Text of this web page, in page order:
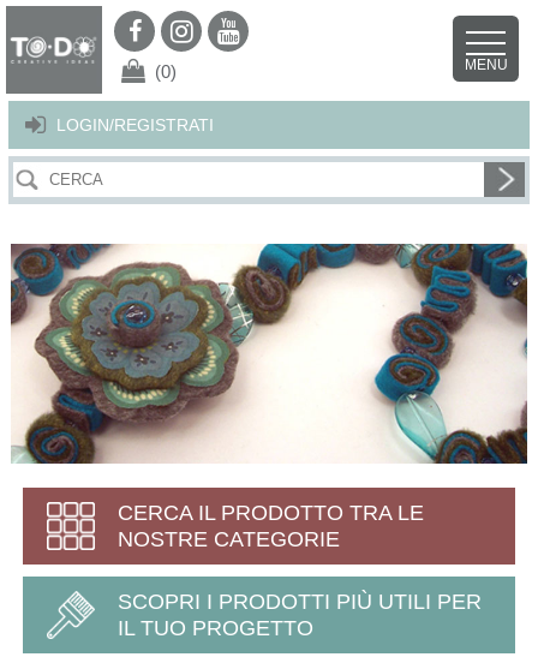
Per offrirti il miglior servizio possibile questo sito utilizza i cookies.
Continuando la navigazione nel sito autorizzi l’uso dei cookies. Per ulteriori
LOGIN/REGISTRATI
(0) MENU
CERCA IL PRODOTTO TRA LE
NOSTRE CATEGORIE
SCOPRI I PRODOTTI PIÙ UTILI PER
IL TUO PROGETTO